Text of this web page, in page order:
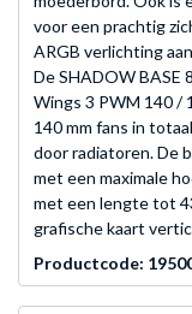
voor een prachtig
ARGB verlichting
De SHADOW BASE
Wings 3 PWM 140 /
140 mm fans in
door radiatoren. De
met een maximale
met een lengte tot
grafische kaart
Productcode: